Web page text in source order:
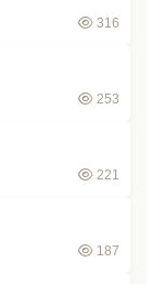
316
253
221
187